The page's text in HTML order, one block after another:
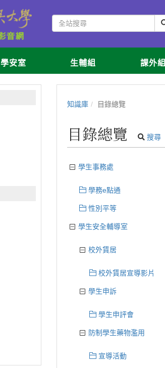
學安室 生輔組 課外組
知識庫 目錄總覽
目錄總覽 搜尋
學生事務處
學務e點通
性別平等
學生安全輔導室
校外賃居
校外賃居宣導影片
學生申訴
學生申評會
防制學生藥物濫用
宣導活動